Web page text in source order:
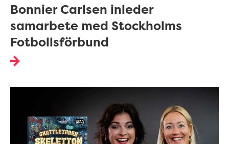
Bonnier Carlsen inleder
samarbete med Stockholms
Fotbollsförbund